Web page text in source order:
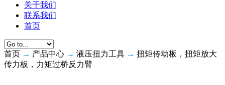
关于我们
联系我们
首页
首页 → 产品中心 → 液压扭力工具 → 扭矩传动板，扭矩放大
传力板，力矩过桥反力臂